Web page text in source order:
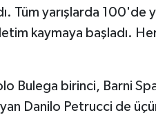
Tüm yarışlarda 100'de
kaymaya başladı.
Bulega birinci, Barni
Danilo Petrucci de